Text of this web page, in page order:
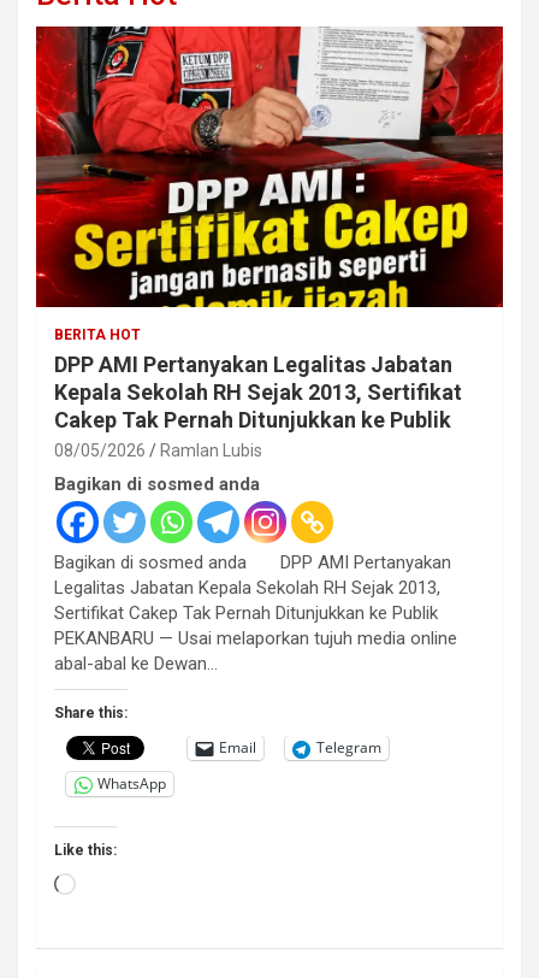
BERITA HOT
DPP AMI Pertanyakan Legalitas Jabatan
Kepala Sekolah RH Sejak 2013, Sertifikat
Cakep Tak Pernah Ditunjukkan ke Publik
08/05/2026 Ramlan Lubis
Bagikan di sosmed anda
Bagikan di sosmed anda DPP AMI Pertanyakan
Legalitas Jabatan Kepala Sekolah RH Sejak 2013,
Sertifikat Cakep Tak Pernah Ditunjukkan ke Publik
PEKANBARU — Usai melaporkan tujuh media online
abal-abal ke Dewan…
Share this:
Email
Telegram
WhatsApp
Like this:
Loading…